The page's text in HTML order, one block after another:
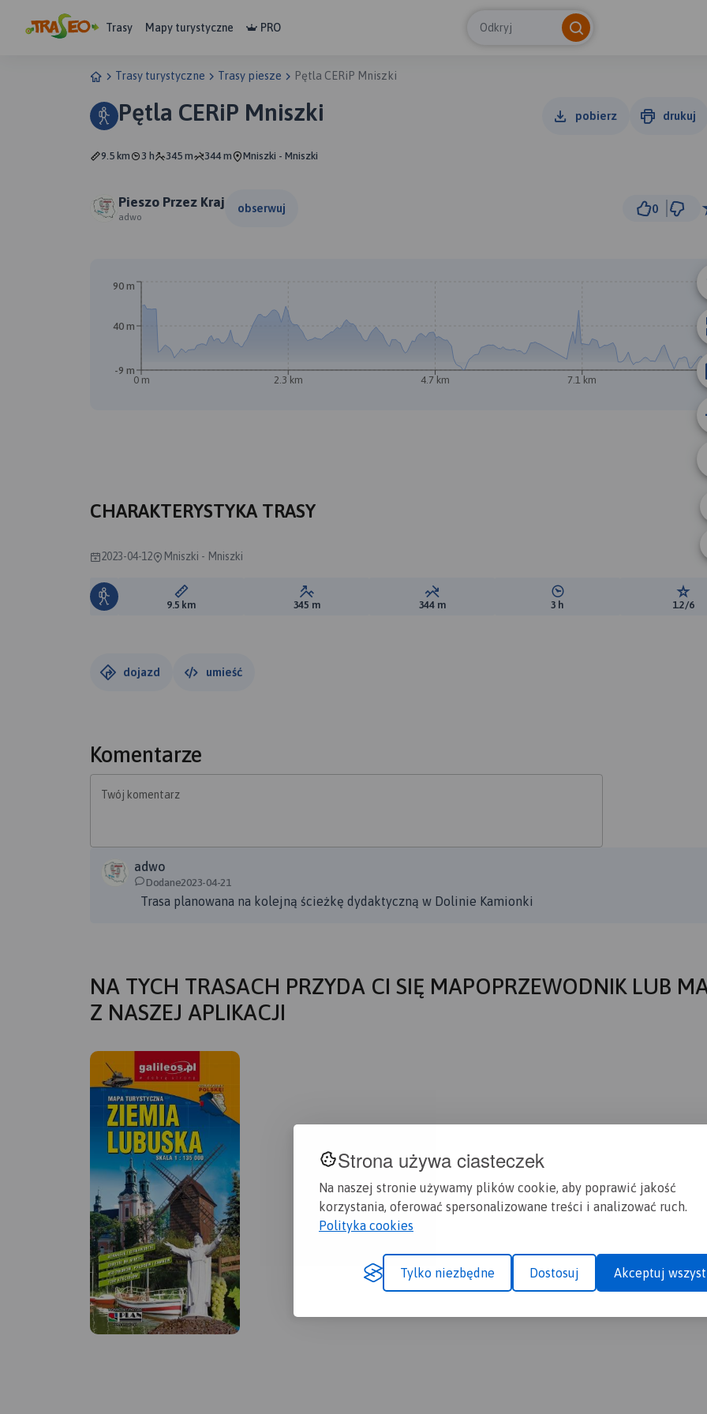
Strona używa ciasteczek
Na naszej stronie używamy plików cookie, aby poprawić jakość
korzystania, oferować spersonalizowane treści i analizować ruch.
Polityka cookies
Tylko niezbędne Dostosuj Akceptuj
Trasy Mapy turystyczne PRO Odkryj
Trasy turystyczne Trasy piesze Pętla CERiP Mniszki
Pętla CERiP Mniszki pobierz drukuj
9.5 km 3 h 345 m 344 m Mniszki - Mniszki
Pieszo Przez Kraj
adwo
obserwuj 0
0 m 2.3 km 4.7 km 7.1 km
-9 m
40 m
90 m
CHARAKTERYSTYKA TRASY
2023-04-12 Mniszki - Mniszki
Długość trasy:
9.5 km Suma przewyższeń:
345 m Suma spadków:
344 m Średni czas potrzebny na
3 h 1.2/6
dojazd umieść
Komentarze
Twój komentarz
adwo
Dodane2023-04-21
Trasa planowana na kolejną ścieżkę dydaktyczną w Dolinie Kamionki
NA TYCH TRASACH PRZYDA CI SIĘ MAPOPRZEWODNIK LUB
Z NASZEJ APLIKACJI